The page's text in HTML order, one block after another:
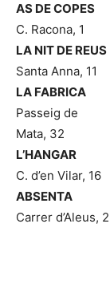
AS DE COPES
C. Racona, 1
LA NIT DE REUS
Santa Anna, 11
LA FABRICA
Passeig de
Mata, 32
L’HANGAR
C. d’en Vilar, 16
ABSENTA
Carrer d’Aleus, 2